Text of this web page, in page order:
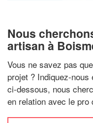
Nous
artisan à
Vous ne savez pas
projet ? Indiquez-
ci-dessous, nous
en relation avec le pro